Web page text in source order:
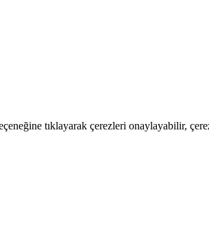
tıklayarak çerezleri onaylayabilir,